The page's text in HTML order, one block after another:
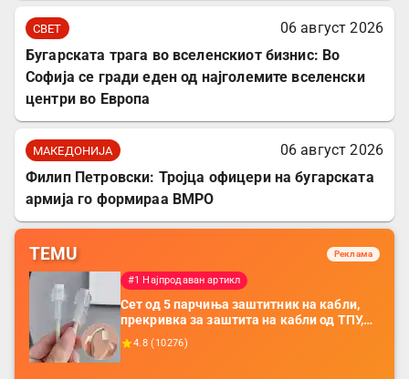
СВЕТ
06 август 2026
Бугарската трага во вселенскиот бизнис: Во
Софија се гради еден од најголемите вселенски
центри во Европа
МАКЕДОНИЈА
06 август 2026
Филип Петровски: Тројца офицери на бугарската
армија го формираа ВМРО
TEMU Реклама
#1 Најпродаван артикл
Сет од 5 парчиња заштитник на кабли,
прекривка за заштита на кабли од ТПУ,
додатоци за заштита на кабли, без
батерија, за мобилни телефони, комплет
4.8 ( 10276)